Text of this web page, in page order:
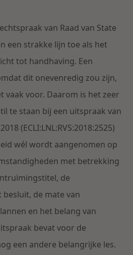
zorg
en uitdagingen in de
onderneming
van Raad van State
een strakke lijn toe als het
tot handhaving. Een
dit onevenredig zou zijn,
vaak voor. Daarom is het zeer
te staan bij een uitspraak van
(ECLI:LNL:RVS:2018:2525)
wél wordt aangenomen op
met betrekking
de
de mate van
en het belang van
bevat voor de
een andere belangrijke les.